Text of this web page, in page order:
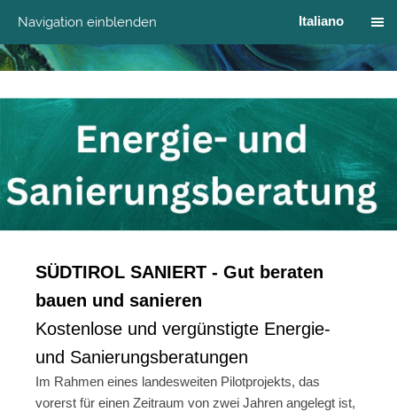
Navigation einblenden
SÜDTIROL SANIERT - Gut beraten
bauen und sanieren
Kostenlose und vergünstigte Energie-
und Sanierungsberatungen
Im Rahmen eines landesweiten Pilotprojekts, das
vorerst für einen Zeitraum von zwei Jahren angelegt ist,
Italiano